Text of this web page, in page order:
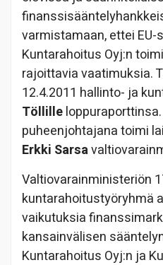
varmistamaan, ettei
Kuntarahoitus Oyj:n
rajoittavia vaatimuksia.
12.4.2011 hallinto- ja
Töllille
puheenjohtajana toimi
Erkki Sarsa
Valtiovarainministeriön
kuntarahoitustyöryhmä
vaikutuksia
kansainvälisen
Kuntarahoitus Oyj:n ja